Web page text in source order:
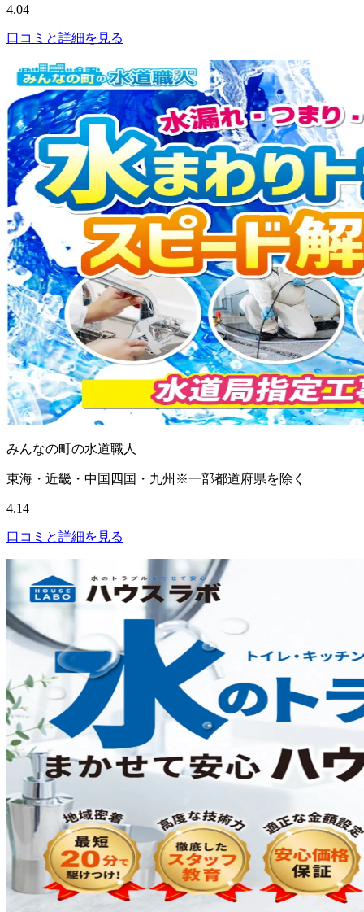
4.04
口コミと詳細を見る
みんなの町の水道職人
東海・近畿・中国四国・九州※一部都道府県を除く
4.14
口コミと詳細を見る